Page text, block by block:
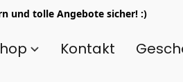
und tolle Angebote sicher! :)
Kontakt